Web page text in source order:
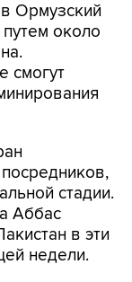
Ормузский
около
смогут
стадии.
Аббас
в эти
недели.